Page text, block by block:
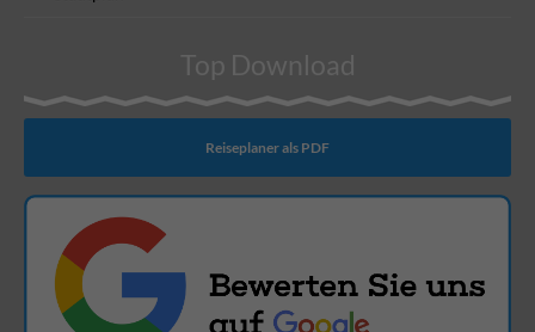
Top Download
Reiseplaner als PDF